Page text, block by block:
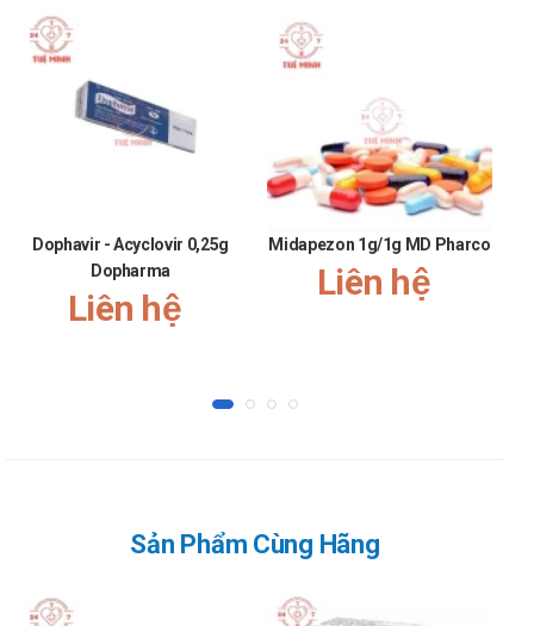
dụng tương tự với Tigasdo:
Mufecin
Thông tin khác
Đóng gói: Hộp 1 tuýp x 10g.
Dophavir - Acyclovir 0,25g
Dopharma
Liên hệ
Midapezon 1g/1g MD Pharco
Liên hệ
Sản Phẩm Cùng Hãng